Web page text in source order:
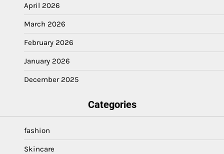
April 2026
March 2026
February 2026
January 2026
December 2025
Categories
fashion
Skincare